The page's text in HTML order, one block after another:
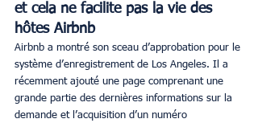
et cela ne facilite pas la vie des
hôtes Airbnb
Airbnb a montré son sceau d’approbation pour le
système d’enregistrement de Los Angeles. Il a
récemment ajouté une page comprenant une
grande partie des dernières informations sur la
demande et l’acquisition d’un numéro